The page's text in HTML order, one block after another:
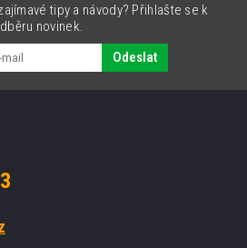
tipy a návody? Přihlašte se k
novinek.
Odeslat